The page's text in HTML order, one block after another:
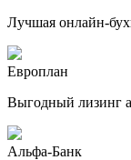
Лучшая онлайн-
Европлан
Выгодный лизинг
Альфа-Банк